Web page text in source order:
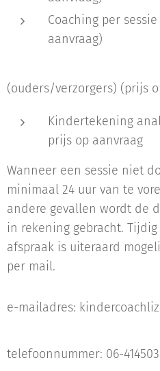
Coaching per
aanvraag)
90
(ouders/verzorgers) (prijs
Kindertekening
prijs op aanvraag
Wanneer een sessie niet
minimaal 24 uur van te
andere gevallen wordt de
in rekening gebracht.
afspraak is uiteraard
per mail.
e-mailadres:
telefoonnummer: 06-